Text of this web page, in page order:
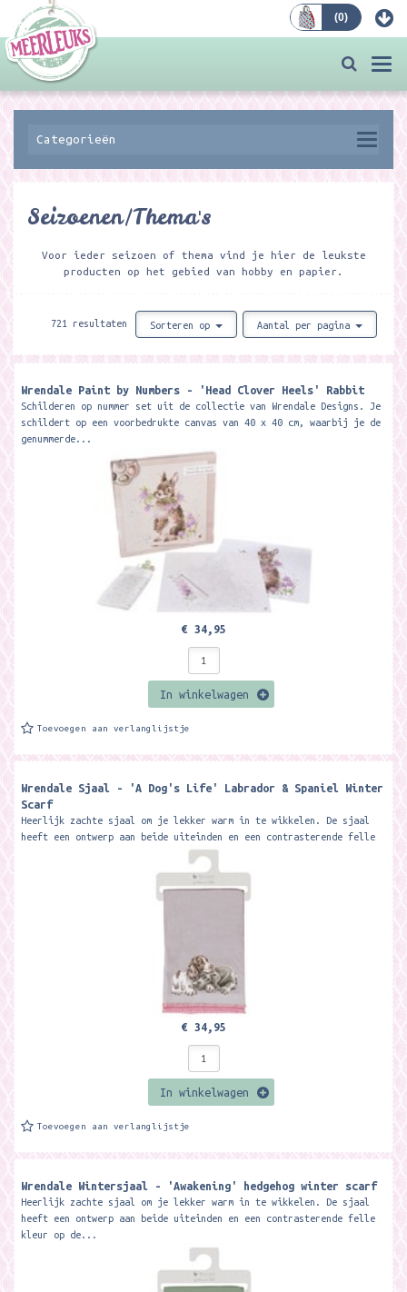
(0)
Categorieën
Seizoenen/Thema's
Voor ieder seizoen of thema vind je hier de leukste
producten op het gebied van hobby en papier.
721 resultaten Sorteren op Aantal per pagina
Wrendale Paint by Numbers - 'Head Clover Heels' Rabbit
Schilderen op nummer set uit de collectie van Wrendale Designs. Je
schildert op een voorbedrukte canvas van 40 x 40 cm, waarbij je de
genummerde...
€ 34,95
In winkelwagen
Toevoegen aan verlanglijstje
Wrendale Sjaal - 'A Dog's Life' Labrador & Spaniel Winter
Scarf
Heerlijk zachte sjaal om je lekker warm in te wikkelen. De sjaal
heeft een ontwerp aan beide uiteinden en een contrasterende felle
€ 34,95
In winkelwagen
Toevoegen aan verlanglijstje
Wrendale Wintersjaal - 'Awakening' hedgehog winter scarf
Heerlijk zachte sjaal om je lekker warm in te wikkelen. De sjaal
heeft een ontwerp aan beide uiteinden en een contrasterende felle
kleur op de...